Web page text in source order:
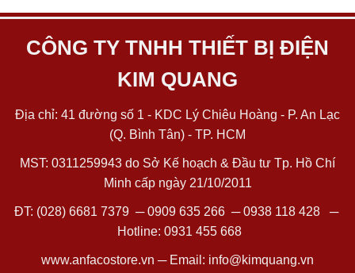
CÔNG TY TNHH THIẾT BỊ ĐIỆN
KIM QUANG
Địa chỉ: 41 đường số 1 - KDC Lý Chiêu Hoàng - P. An Lạc
(Q. Bình Tân) - TP. HCM
MST: 0311259943 do Sở Kế hoạch & Đầu tư Tp. Hồ Chí
Minh cấp ngày 21/10/2011
ĐT: (028) 6681 7379 ─0909 635 266─0938 118 428─
Hotline: 0931 455 668
www.anfacostore.vn ─ Email: info@kimquang.vn